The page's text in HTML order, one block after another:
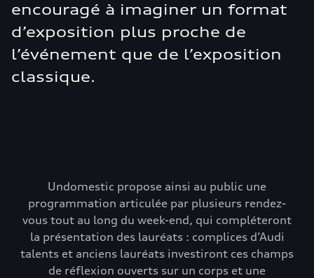
encouragé à imaginer un format
d’exposition plus proche de
l’événement que de l’exposition
classique.
Undomestic propose ainsi au public une
programmation articulée par plusieurs rendez-
vous tout au long du week-end, qui compléteront
la présentation des lauréats : complices d’Audi
talents et anciens lauréats investiront ces champs
de réflexion ouverts sur un corps et une